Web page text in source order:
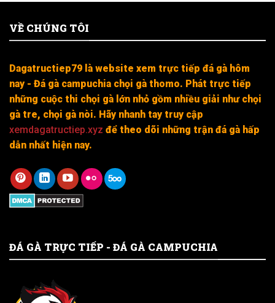
VỀ CHÚNG TÔI
Dagatructiep79 là website xem trực tiếp đá gà hôm
nay - Đá gà campuchia chọi gà thomo. Phát trực tiếp
những cuộc thi chọi gà lớn nhỏ gồm nhiều giải như chọi
gà tre, chọi gà nòi. Hãy nhanh tay truy cập
xemdagatructiep.xyz để theo dõi những trận đá gà hấp
dẫn nhất hiện nay.
ĐÁ GÀ TRỰC TIẾP - ĐÁ GÀ CAMPUCHIA